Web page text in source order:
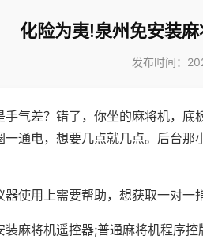
化险为夷!泉州免安装
发布时间：
手气差？错了，你坐的麻将机，
一通电，想要几点就几点。后台那
器使用上需要帮助，想获取一对一
装麻将机遥控器;普通麻将机程序